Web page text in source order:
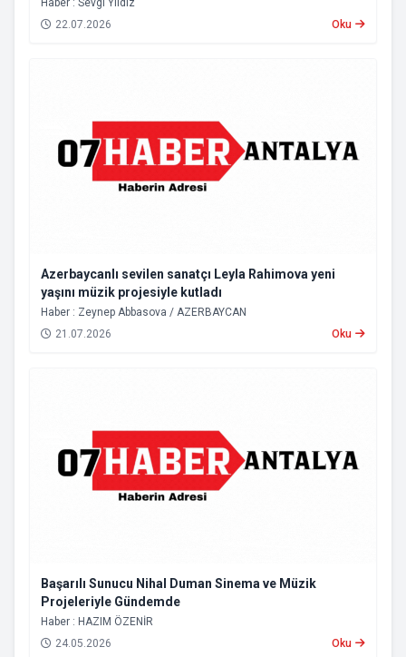
Haber : Sevgi Yıldız
22.07.2026
Oku
Azerbaycanlı sevilen sanatçı Leyla Rahimova yeni
yaşını müzik projesiyle kutladı
Haber : Zeynep Abbasova / AZERBAYCAN
21.07.2026
Oku
Başarılı Sunucu Nihal Duman Sinema ve Müzik
Projeleriyle Gündemde
Haber : HAZIM ÖZENİR
24.05.2026
Oku